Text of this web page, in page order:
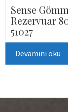
Sense
Rezervuar
51027
Devamını oku